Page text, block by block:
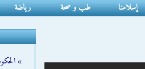
إسلامنا طب و صحة رياضة
»